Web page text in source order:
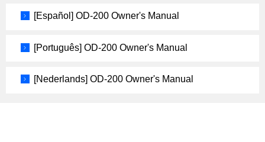
[Español] OD-200 Owner's Manual
[Português] OD-200 Owner's Manual
[Nederlands] OD-200 Owner's Manual